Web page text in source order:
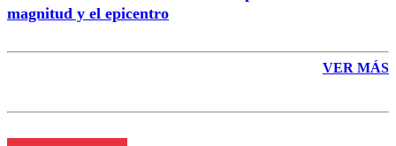
magnitud y el epicentro
VER MÁS